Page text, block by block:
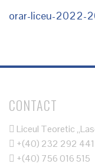
orar-liceu-2022-
CONTACT
Liceul Teoretic
+(40) 232 292 441
+(40) 756 016 515